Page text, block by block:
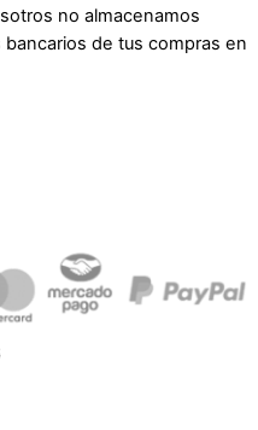
no almacenamos
de tus compras en